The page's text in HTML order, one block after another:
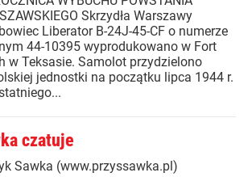
Skrzydła Warszawy
Liberator B-24J-45-CF o numerze
44-10395 wyprodukowano w Fort
w Teksasie. Samolot przydzielono
jednostki na początku lipca 1944 r.
czatuje
Sawka (www.przyssawka.pl)